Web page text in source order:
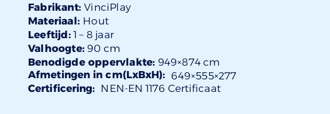
Fabrikant:VinciPlay
Materiaal: Hout
Leeftijd:1 – 8 jaar
Valhoogte: 90 cm
Benodigde oppervlakte: 949×874 cm
Afmetingen in cm(LxBxH): 649×555×277
Certificering: NEN-EN 1176 Certificaat